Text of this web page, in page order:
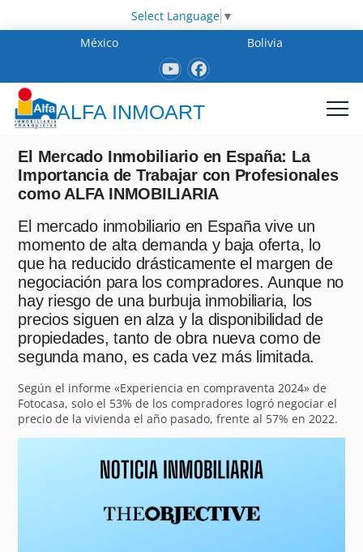
Select Language ▼
México
Bolivia
ALFA INMOART
El Mercado Inmobiliario en España: La
Importancia de Trabajar con Profesionales
como ALFA INMOBILIARIA
El mercado inmobiliario en España vive un
momento de alta demanda y baja oferta, lo
que ha reducido drásticamente el margen de
negociación para los compradores. Aunque no
hay riesgo de una burbuja inmobiliaria, los
precios siguen en alza y la disponibilidad de
propiedades, tanto de obra nueva como de
segunda mano, es cada vez más limitada.
Según el informe «Experiencia en compraventa 2024» de
Fotocasa, solo el 53% de los compradores logró negociar el
precio de la vivienda el año pasado, frente al 57% en 2022.